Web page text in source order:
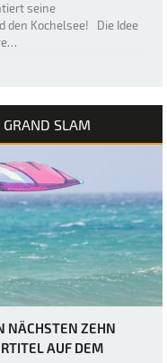
seine
den Kochelsee! Die Idee
SLAM
NÄCHSTEN ZEHN
AUF DEM